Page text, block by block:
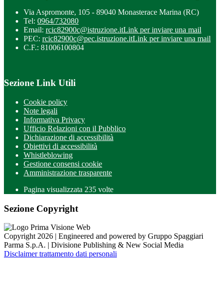
Via Aspromonte, 105 - 89040 Monasterace Marina (RC)
Tel: 0964/732080
Email: rcic82900c@istruzione.itLink per inviare una mail
PEC: rcic82900c@pec.istruzione.itLink per inviare una mail
C.F.: 81006100804
Sezione Link Utili
Cookie policy
Note legali
Informativa Privacy
Ufficio Relazioni con il Pubblico
Dichiarazione di accessibilità
Obiettivi di accessibilità
Whistleblowing
Gestione consensi cookie
Amministrazione trasparente
Pagina visualizzata 235 volte
Sezione Copyright
Copyright 2026 | Engineered and powered by Gruppo Spaggiari
Parma S.p.A. | Divisione Publishing & New Social Media
Disclaimer trattamento dati personali